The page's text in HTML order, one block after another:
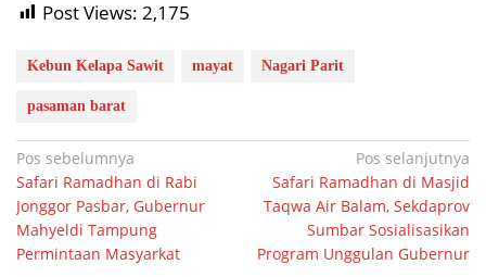
Post Views: 2,175
Kebun Kelapa Sawit mayat Nagari Parit
pasaman barat
Navigasi
pos
Pos sebelumnya
Safari Ramadhan di Rabi
Jonggor Pasbar, Gubernur
Mahyeldi Tampung
Permintaan Masyarkat
Pos selanjutnya
Safari Ramadhan di Masjid
Taqwa Air Balam, Sekdaprov
Sumbar Sosialisasikan
Program Unggulan Gubernur